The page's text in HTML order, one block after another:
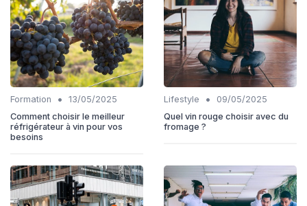
Formation •
13/05/2025
Comment choisir le meilleur
réfrigérateur à vin pour vos
besoins
Lifestyle •
09/05/2025
Quel vin rouge choisir avec du
fromage ?